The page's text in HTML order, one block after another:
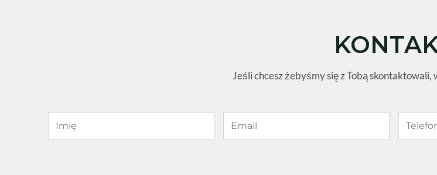
Jeśli chcesz żebyśmy się z Tobą skontaktowali,